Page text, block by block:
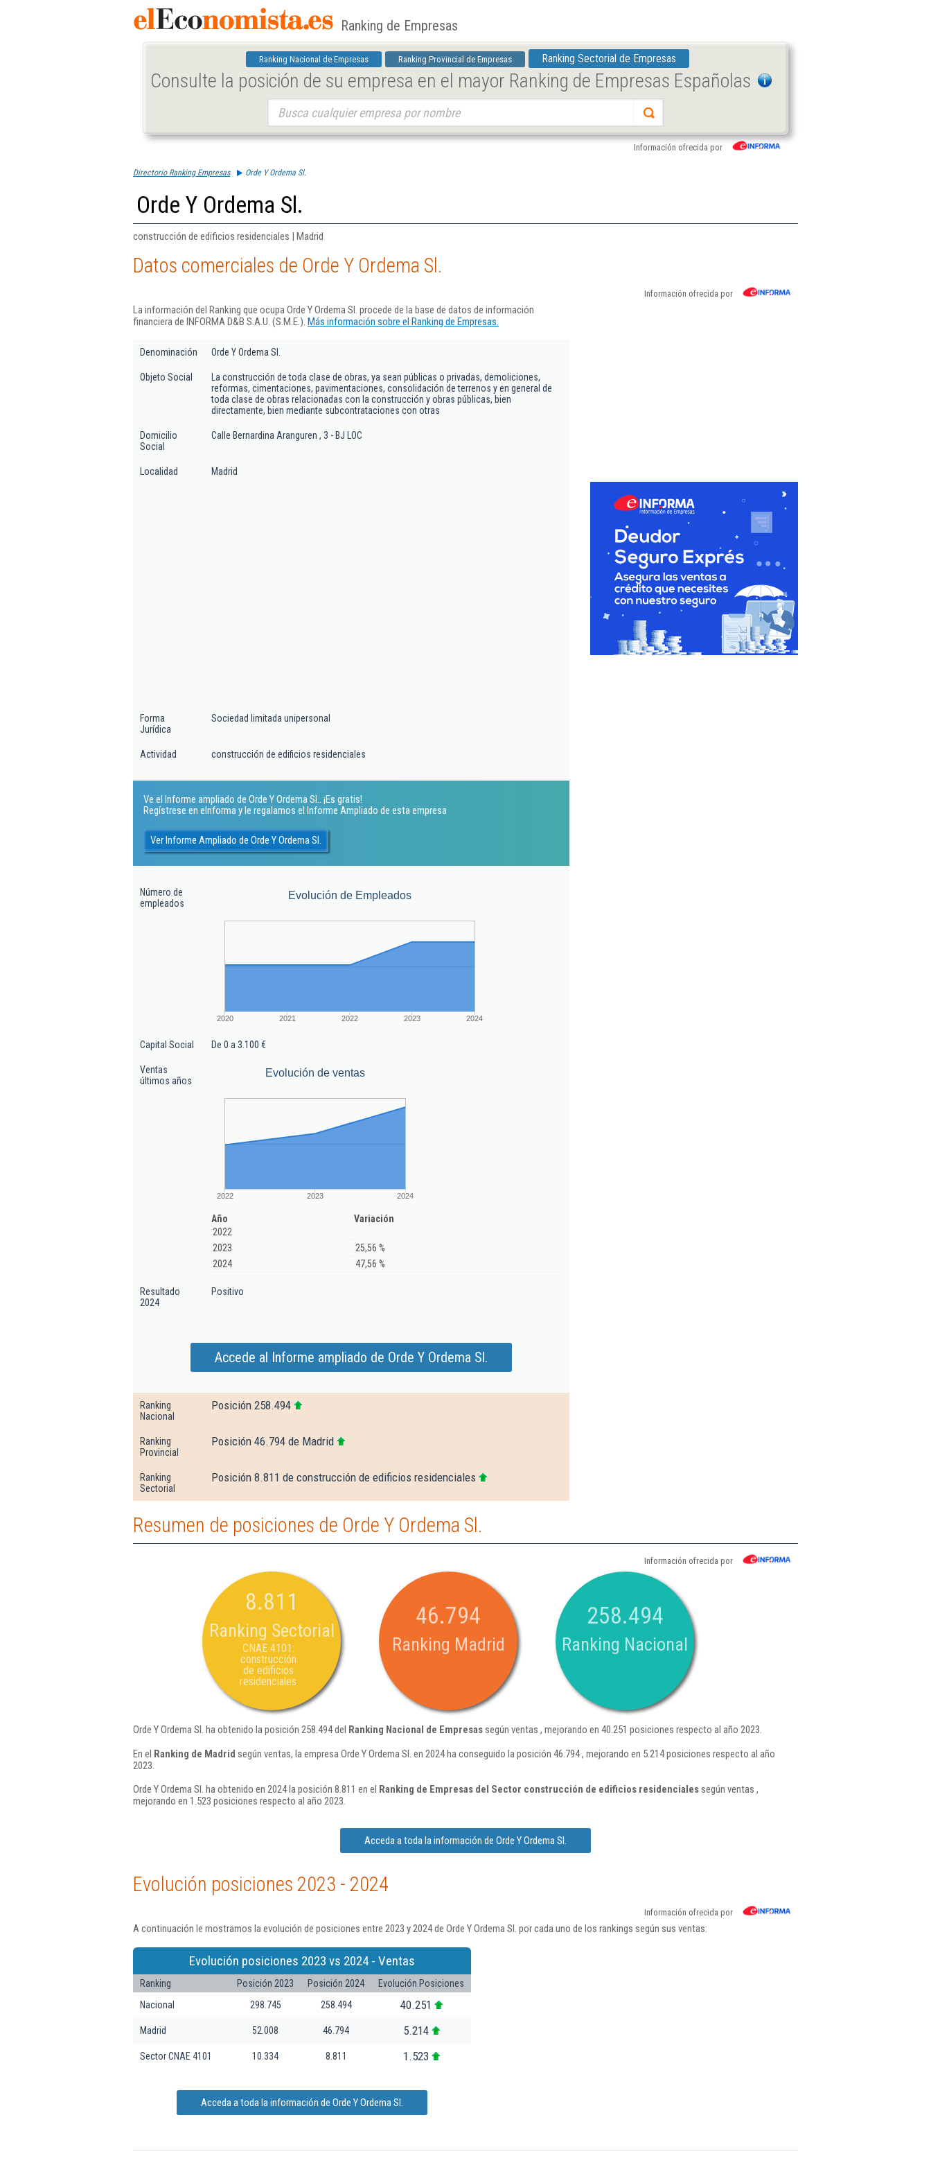
Ranking de Empresas
Ranking Nacional de Empresas Ranking Provincial de Empresas Ranking Sectorial de Empresas
Consulte la posición de su empresa en el mayor Ranking de Empresas Españolas
Información ofrecida por
Directorio Ranking Empresas Orde Y Ordema Sl.
Orde Y Ordema Sl.
construcción de edificios residenciales | Madrid
Datos comerciales de Orde Y Ordema Sl.
Información ofrecida por
La información del Ranking que ocupa Orde Y Ordema Sl. procede de la base de datos de información
financiera de INFORMA D&B S.A.U. (S.M.E.). Más información sobre el Ranking de Empresas.
Denominación Orde Y Ordema Sl.
Objeto Social
La construcción de toda clase de obras, ya sean públicas o privadas, demoliciones,
reformas, cimentaciones, pavimentaciones, consolidación de terrenos y en general de
toda clase de obras relacionadas con la construcción y obras públicas, bien
directamente, bien mediante subcontrataciones con otras
Domicilio
Social
Calle Bernardina Aranguren , 3 - BJ LOC
Localidad Madrid
Forma
Jurídica
Sociedad limitada unipersonal
Actividad construcción de edificios residenciales
Ve el Informe ampliado de Orde Y Ordema Sl.. ¡Es gratis!
Regístrese en eInforma y le regalamos el Informe Ampliado de esta empresa
Ver Informe Ampliado de Orde Y Ordema Sl.
Número de
empleados
Evolución de Empleados
2020 2021 2022 2023 2024
Capital Social De 0 a 3.100 €
Ventas
últimos años
Evolución de ventas
2022 2023 2024
Año
Variación
2022
2023
25,56 %
2024
47,56 %
Resultado
2024
Positivo
Accede al Informe ampliado de Orde Y Ordema Sl.
Ranking
Nacional
Posición 258.494
Ranking
Provincial
Posición 46.794 de Madrid
Ranking
Sectorial
Posición 8.811 de construcción de edificios residenciales
Resumen de posiciones de Orde Y Ordema Sl.
Información ofrecida por
8.811
Ranking Sectorial
CNAE 4101:
construcción
de edificios
residenciales
46.794
Ranking Madrid
258.494
Ranking Nacional
Orde Y Ordema Sl. ha obtenido la posición 258.494 del Ranking Nacional de Empresassegún ventas , mejorando en 40.251 posiciones respecto al año 2023.
En el Ranking de Madrid según ventas, la empresa Orde Y Ordema Sl. en 2024 ha conseguido la posición 46.794 , mejorando en 5.214 posiciones respecto al año
2023.
Orde Y Ordema Sl. ha obtenido en 2024 la posición 8.811 en el Ranking de Empresas del Sector construcción de edificios residencialessegún ventas ,
mejorando en 1.523 posiciones respecto al año 2023.
Acceda a toda la información de Orde Y Ordema Sl.
Evolución posiciones 2023 - 2024
Información ofrecida por
A continuación le mostramos la evolución de posiciones entre 2023 y 2024 de Orde Y Ordema Sl. por cada uno de los rankings según sus ventas:
Evolución posiciones 2023 vs 2024 - Ventas
Ranking Posición 2023 Posición 2024
Evolución Posiciones
Nacional
298.745 258.494 40.251
Madrid 52.008 46.794 5.214
Sector CNAE 4101 10.334 8.811 1.523
Acceda a toda la información de Orde Y Ordema Sl.